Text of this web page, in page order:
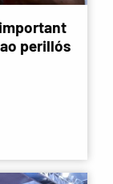
perillós